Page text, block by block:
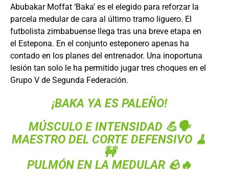
Abubakar Moffat ‘Baka’ es el elegido para reforzar la
parcela medular de cara al último tramo liguero. El
futbolista zimbabuense llega tras una breve etapa en
el Estepona. En el conjunto esteponero apenas ha
contado en los planes del entrenador. Una inoportuna
lesión tan solo le ha permitido jugar tres choques en el
Grupo V de Segunda Federación.
¡BAKA YA ES PALEÑO!
MÚSCULO E INTENSIDAD 💪🗣️
MAESTRO DEL CORTE DEFENSIVO 🧹
🚧
PULMÓN EN LA MEDULAR 🪨🔥